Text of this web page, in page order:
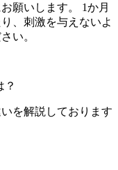
願いします。 1か月
、刺激を与えないよ
い。
？
を解説しております